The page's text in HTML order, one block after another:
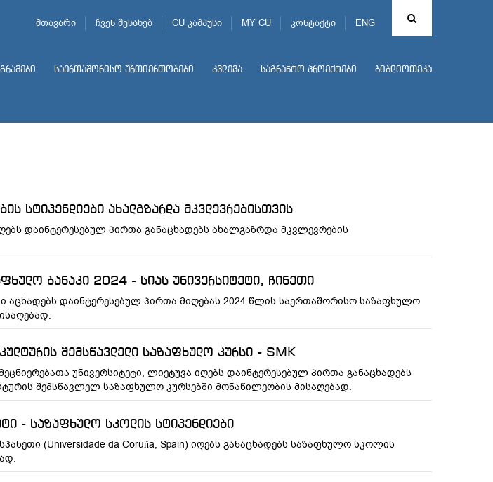
ENG
მთავარი ჩვენ შესახებ CU კამპუსი MY CU კონტაქტი
საერთაშორისო ურთიერთობები კვლევა საგრანტო პროექტები ბიბლიოთეკა
სტიპენდიები ახალგზარდა მკვლევრებისთვის
დაინტერესებულ პირთა განაცხადებს ახალგაზრდა მკვლევრების
ბანაკი 2024 - სიას უნივერსიტეტი, ჩინეთი
აცხადებს დაინტერესებულ პირთა მიღებას 2024 წლის საერთაშორისო საზაფხულო
შემსწავლელი საზაფხულო კურსი - SMK
უნივერსიტეტი, ლიეტუვა იღებს დაინტერესებულ პირთა განაცხადებს
შემსწავლელ საზაფხულო კურსებში მონაწილეობის მისაღებად.
- საზაფხულო სკოლის სტიპენდიები
(Universidade da Coruña, Spain) იღებს განაცხადებს საზაფხულო სკოლის